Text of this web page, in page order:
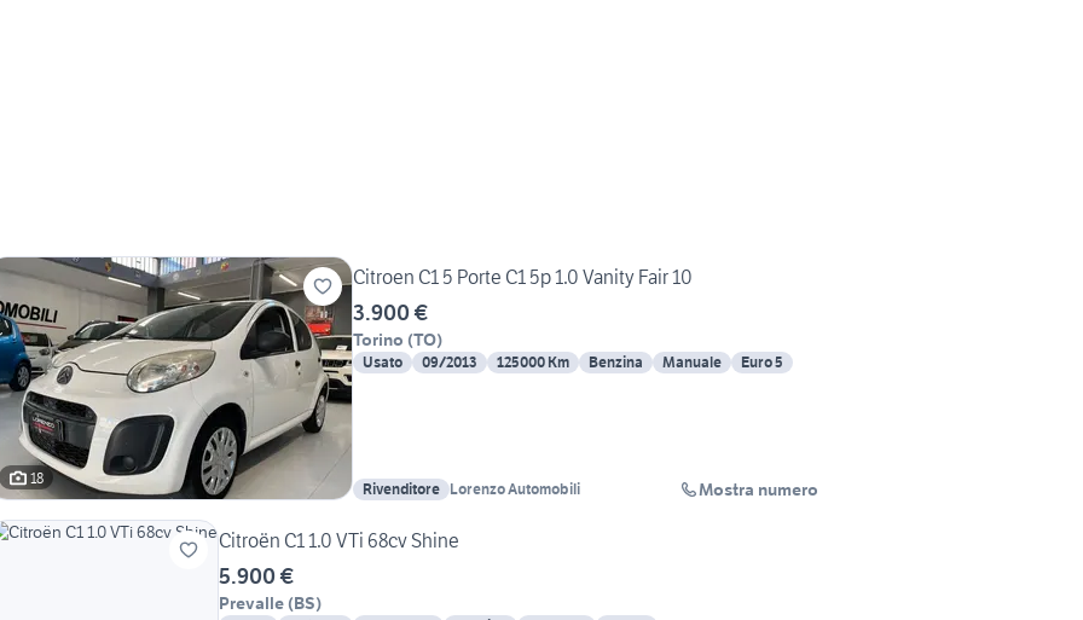
18
Citroen C1 5 Porte C1 5p 1.0 Vanity Fair 10
3.900 €
Torino (TO)
Usato 09/2013 125000 Km Benzina Manuale Euro 5
Rivenditore Lorenzo Automobili Mostra numero
Citroën C1 1.0 VTi 68cv Shine
5.900 €
Prevalle (BS)